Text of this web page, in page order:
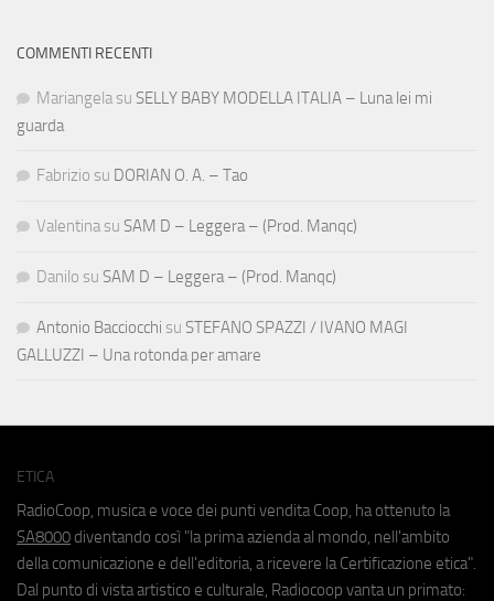
COMMENTI RECENTI
Mariangela su SELLY BABY MODELLA ITALIA – Luna lei mi
guarda
Fabrizio su DORIAN O. A. – Tao
Valentina su SAM D – Leggera – (Prod. Manqc)
Danilo su SAM D – Leggera – (Prod. Manqc)
Antonio Bacciocchi su STEFANO SPAZZI / IVANO MAGI
GALLUZZI – Una rotonda per amare
ETICA
RadioCoop, musica e voce dei punti vendita Coop, ha ottenuto la
SA8000 diventando così "la prima azienda al mondo, nell'ambito
della comunicazione e dell'editoria, a ricevere la Certificazione etica".
Dal punto di vista artistico e culturale, Radiocoop vanta un primato: